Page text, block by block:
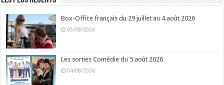
Box-Office français du 29 juillet au 4 août 2026
05/08/2026
Les sorties Comédie du 5 août 2026
04/08/2026